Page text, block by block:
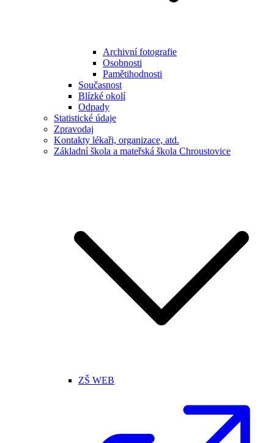
Archivní fotografie
Osobnosti
Pamětihodnosti
Současnost
Blízké okolí
Odpady
Statistické údaje
Zpravodaj
Kontakty lékaři, organizace, atd.
Základní škola a mateřská škola Chroustovice
ZŠ WEB